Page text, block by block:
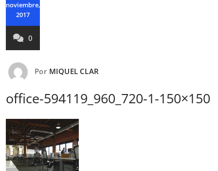
noviembre,
2017
0
Por MIQUEL CLAR
office-594119_960_720-1-150×150